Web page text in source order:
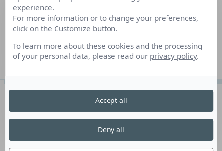
CDD/Interim
Saint-Genès-Champanelle
Du 01/09/2022 au 30/04/2023
1 poste(s) à pourvoir
Description du poste
Missions : préparation du buffet de petit-déjeuner et
accueil des clients, entretien des chambres. Véhicule
experience.
For more information or to change your preferences,
click on the Customize button.
To learn more about these cookies and the processing
of your personal data, please read our privacy policy.
Deny all
Accept all